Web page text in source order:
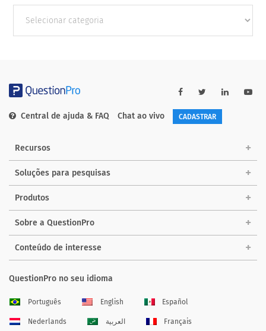
Categorias
Central de ajuda & FAQ Chat ao vivo CADASTRAR
Recursos
Soluções para pesquisas
Produtos
Sobre a QuestionPro
Conteúdo de interesse
QuestionPro no seu idioma
Português English Español
Nederlands العربية Français